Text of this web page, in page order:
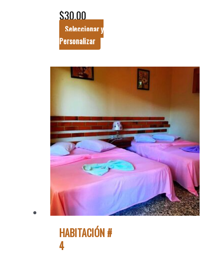
$30.00
Seleccionar y
Personalizar
HABITACIÓN #
4